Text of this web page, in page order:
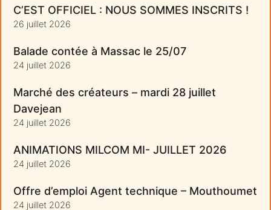
C’EST OFFICIEL : NOUS SOMMES INSCRITS !
26 juillet 2026
Balade contée à Massac le 25/07
24 juillet 2026
Marché des créateurs – mardi 28 juillet
Davejean
24 juillet 2026
ANIMATIONS MILCOM MI- JUILLET 2026
24 juillet 2026
Offre d’emploi Agent technique – Mouthoumet
24 juillet 2026